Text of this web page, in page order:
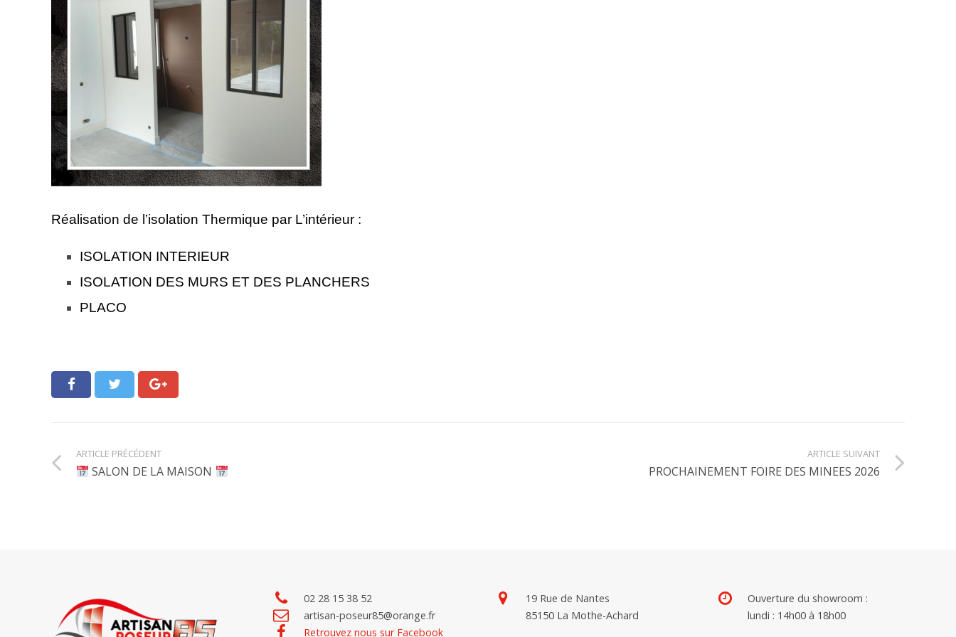
Réalisation de l’isolation Thermique par L’intérieur :
ISOLATION INTERIEUR
ISOLATION DES MURS ET DES PLANCHERS
PLACO
ARTICLE PRÉCÉDENT
SALON DE LA MAISON
ARTICLE SUIVANT
PROCHAINEMENT FOIRE DES MINEES 2026
02 28 15 38 52
artisan-poseur85@orange.fr
Retrouvez nous sur Facebook
19 Rue de Nantes
85150 La Mothe-Achard
Ouverture du showroom :
lundi : 14h00 à 18h00